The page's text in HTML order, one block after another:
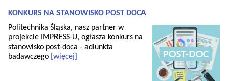
KONKURS NA STANOWISKO POST DOCA
Politechnika Śląska, nasz partner w
projekcie IMPRESS-U, ogłasza konkurs na
stanowisko post-doca - adiunkta
badawczego [więcej]